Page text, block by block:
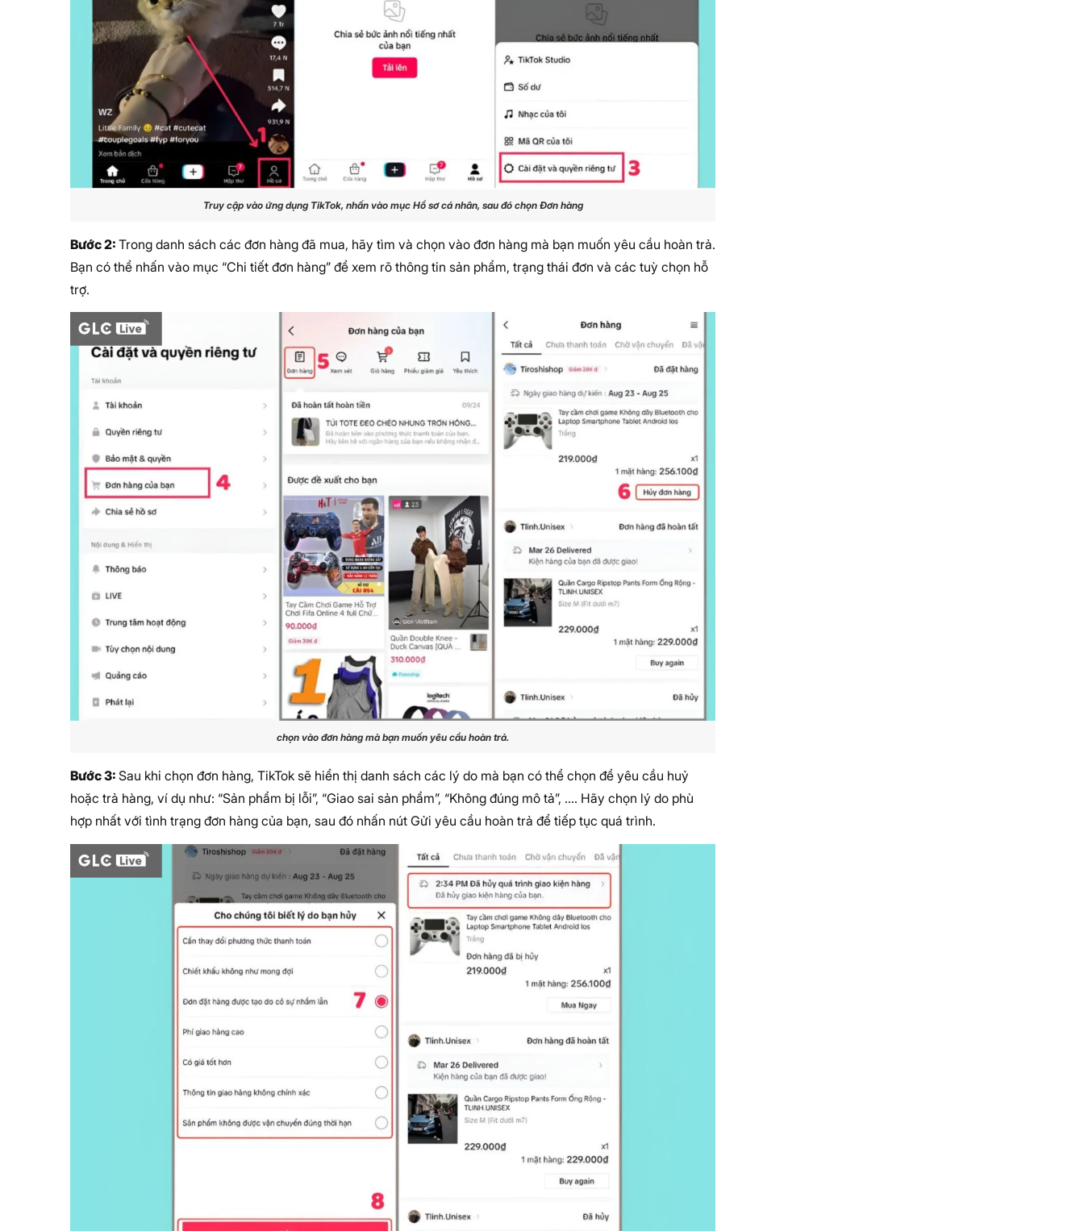
Truy cập vào ứng dụng TikTok, nhấn vào mục Hồ sơ cá nhân, sau đó chọn Đơn hàng
Bước 2: Trong danh sách các đơn hàng đã mua, hãy tìm và chọn vào đơn hàng mà bạn muốn yêu cầu hoàn trả.
Bạn có thể nhấn vào mục “Chi tiết đơn hàng” để xem rõ thông tin sản phẩm, trạng thái đơn và các tuỳ chọn hỗ
trợ.
chọn vào đơn hàng mà bạn muốn yêu cầu hoàn trả.
Bước 3: Sau khi chọn đơn hàng, TikTok sẽ hiển thị danh sách các lý do mà bạn có thể chọn để yêu cầu huỷ
hoặc trả hàng, ví dụ như: “Sản phẩm bị lỗi”, “Giao sai sản phẩm”, “Không đúng mô tả”, …. Hãy chọn lý do phù
hợp nhất với tình trạng đơn hàng của bạn, sau đó nhấn nút Gửi yêu cầu hoàn trả để tiếp tục quá trình.